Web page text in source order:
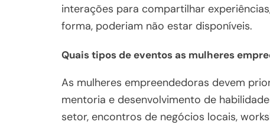
interações para compartilhar
forma, poderiam não estar disponíveis.
Quais tipos de eventos as mulheres
As mulheres empreendedoras devem
mentoria e desenvolvimento de
setor, encontros de negócios locais,